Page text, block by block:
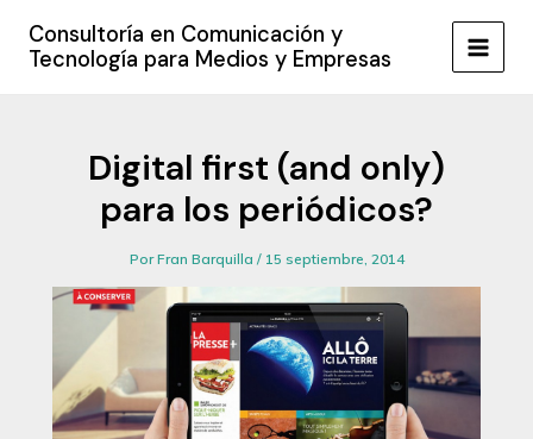
contenido
Consultoría en Comunicación y
Tecnología para Medios y Empresas
MAIN
Digital first (and only)
para los periódicos?
PorFran Barquilla / 15 septiembre, 2014